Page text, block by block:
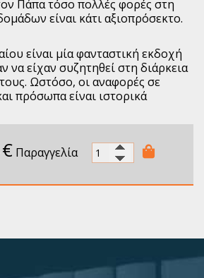
Πάπα τόσο πολλές φορές στη
είναι κάτι αξιοπρόσεκτο.
είναι μία φανταστική εκδοχή
είχαν συζητηθεί στη διάρκεια
Ωστόσο, οι αναφορές σε
πρόσωπα είναι ιστορικά
€ Παραγγελία